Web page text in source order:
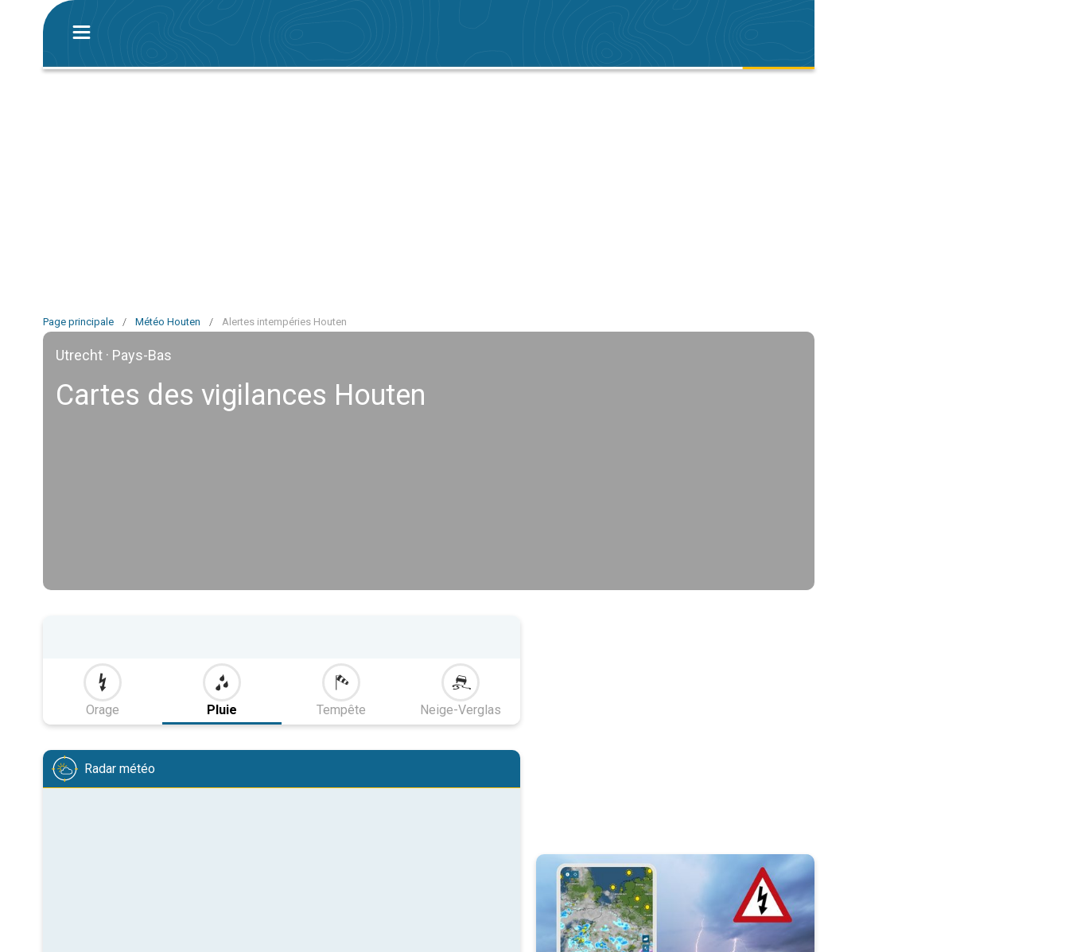
Page principale / Météo Houten / Alertes intempéries Houten
Utrecht · Pays-Bas
Cartes des vigilances Houten
Orage Pluie Tempête Neige-Verglas
Radar météo
Comment se protéger d'un orage ?. Intempéries. . .